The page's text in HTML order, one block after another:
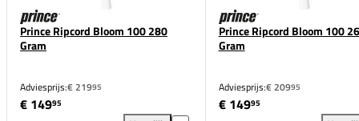
Prince Ripcord Bloom 100 280
Gram
Adviesprijs:€ 21995
€ 14995
Prince Ripcord Bloom 100
Gram
Adviesprijs:€ 20995
€ 14995